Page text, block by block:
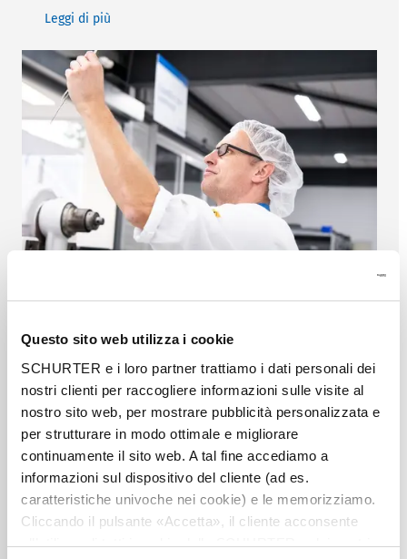
Questo sito web utilizza i cookie
SCHURTER e i loro partner trattiamo i dati personali dei
nostri clienti per raccogliere informazioni sulle visite al
nostro sito web, per mostrare pubblicità personalizzata e
per strutturare in modo ottimale e migliorare
continuamente il sito web. A tal fine accediamo a
informazioni sul dispositivo del cliente (ad es.
caratteristiche univoche nei cookie) e le memorizziamo.
Cliccando il pulsante «Accetta», il cliente acconsente
all’utilizzo di tutti i cookie delle SCHURTER e dei nostri
Leggi di più
Essendo un fornitore di soluzioni complete, ci
assumiamo la piena responsabilità per il vostro
sistema di input durante l'intero ciclo. Questo
approccio ti farà risparmiare tempo e denaro
Leggi di più